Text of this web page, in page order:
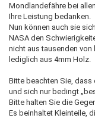
Mondlandefähre bei
Ihre Leistung bedanken.
Nun können auch sie
NASA den
nicht aus tausenden
lediglich aus 4mm Holz.
Bitte beachten Sie,
und sich nur bedingt
Bitte halten Sie die
Es beinhaltet Kleinteile,